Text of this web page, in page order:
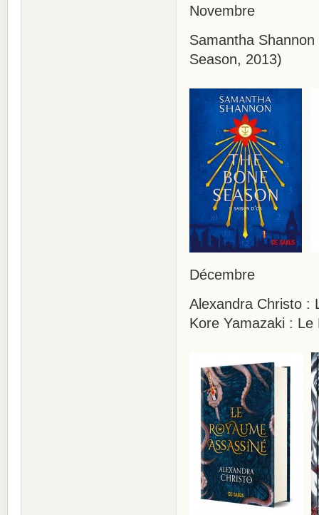
Novembre
Samantha
Season, 2013)
Décembre
Alexandra Christo :
Kore Yamazaki :